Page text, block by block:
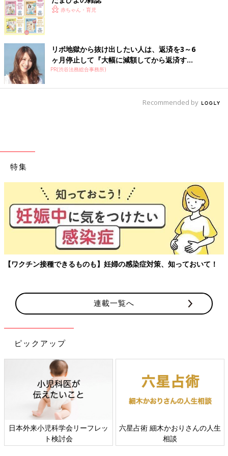
赤ちゃん・育児
リボ地獄から抜け出したい人は、返済を3～6
ヶ月停止して『大幅に減額してから返済す...
PR(渋谷法務総合事務所)
Recommended by
特集
【ワクチン接種できるものも】妊婦の感染症対策、知っておいて！
連載一覧へ
ピックアップ
日本外来小児科学会リーフレッ
ト検討会
六星占術 細木かおりさんの人生
相談